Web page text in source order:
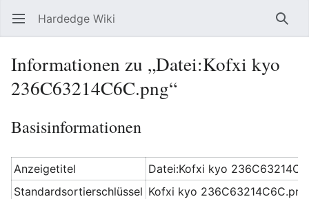
Hauptmenü öffnen Hardedge Wiki
Informationen zu „Datei:Kofxi kyo
236C63214C6C.png“
Basisinformationen
Anzeigetitel
Datei:Kofxi kyo
Standardsortierschlüssel Kofxi kyo 236C63214C6C.png